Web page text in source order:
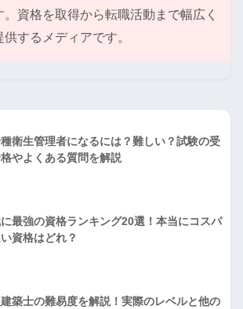
資格を取得から転職活動まで幅広く
するメディアです。
衛生管理者になるには？難しい？試験の受
やよくある質問を解説
最強の資格ランキング20選！本当にコスパ
資格はどれ？
築士の難易度を解説！実際のレベルと他の